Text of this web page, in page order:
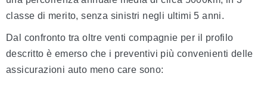
classe di merito, senza sinistri negli ultimi 5 anni.
Dal confronto tra oltre venti compagnie per il profilo
descritto è emerso che i preventivi più convenienti delle
assicurazioni auto meno care sono: